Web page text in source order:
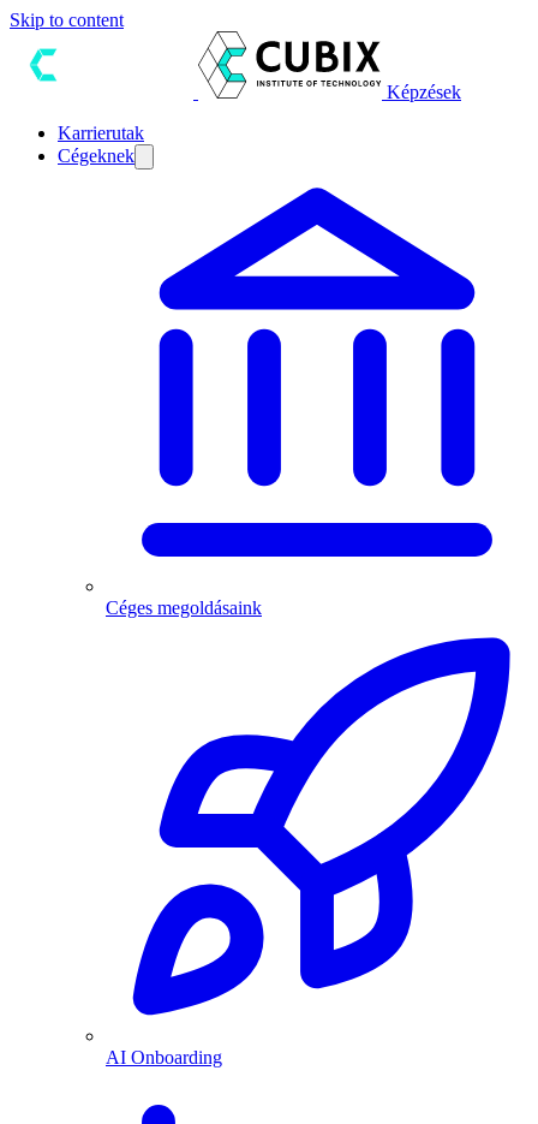
Skip to content
Képzések
Karrierutak
Cégeknek
Céges megoldásaink
AI Onboarding